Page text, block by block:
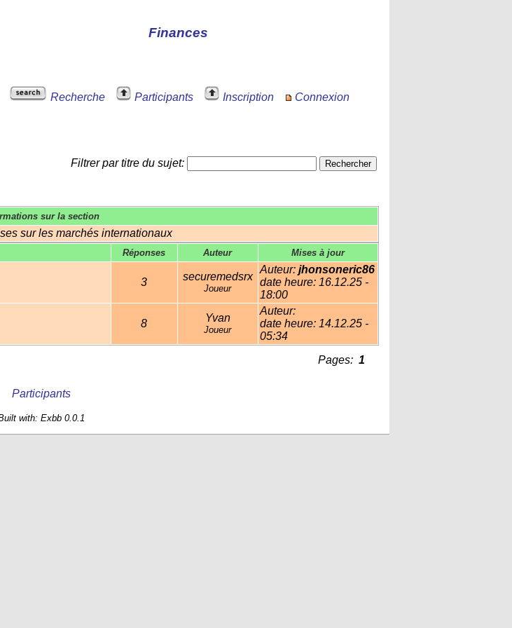
Finances
Recherche Participants Inscription Connexion
Filtrer par titre du sujet:
sur la section
sur les marchés internationaux
Réponses Auteur Mises à jour
3 securemedsrx
Joueur
Auteur: jhonsoneric86
date heure: 16.12.25 -
18:00
8 Yvan
Joueur
Auteur:
date heure: 14.12.25 -
05:34
Pages: 1
Participants
with: Exbb 0.0.1